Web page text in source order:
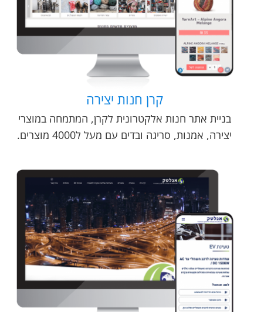
קרן חנות יצירה
בניית אתר חנות אלקטרונית לקרן, המתמחה במוצרי
יצירה, אמנות, סריגה ובדים עם מעל ל4000 מוצרים.